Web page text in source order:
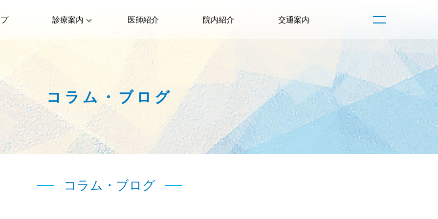
診療案内 医師紹介 院内紹介 交通案内
コラム・ブログ
コラム・ブログ